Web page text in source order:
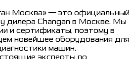
Москва» — это официальный
дилера Changan в Москве. Мы
и сертификаты, поэтому в
новейшее оборудования для
машин.
эксперты по